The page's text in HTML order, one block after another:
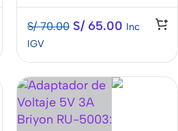
S/70.00 S/65.00 Inc
IGV